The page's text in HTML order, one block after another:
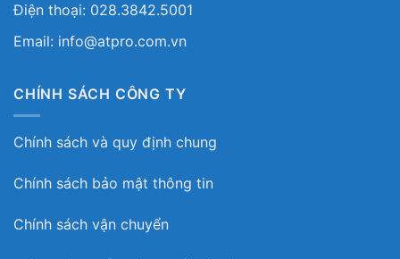
Điện thoại: 028.3842.5001
Email: info@atpro.com.vn
CHÍNH SÁCH CÔNG TY
Chính sách và quy định chung
Chính sách bảo mật thông tin
Chính sách vận chuyển